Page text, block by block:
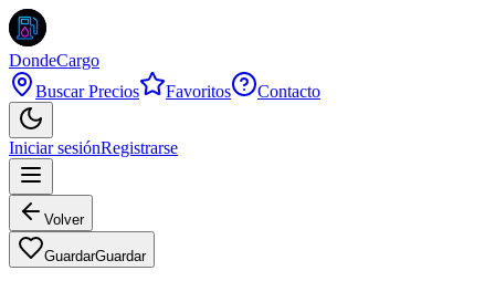
DondeCargo
Buscar Precios
Favoritos Contacto
Iniciar sesiónRegistrarse
Volver
GuardarGuardar